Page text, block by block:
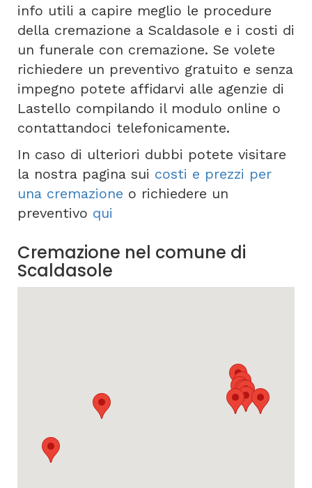
info utili a capire meglio le procedure
della cremazione a Scaldasole e i costi di
un funerale con cremazione. Se volete
richiedere un preventivo gratuito e senza
impegno potete affidarvi alle agenzie di
Lastello compilando il modulo online o
contattandoci telefonicamente.
In caso di ulteriori dubbi potete visitare
la nostra pagina sui costi e prezzi per
una cremazione o richiedere un
preventivo qui
Cremazione nel comune di
Scaldasole